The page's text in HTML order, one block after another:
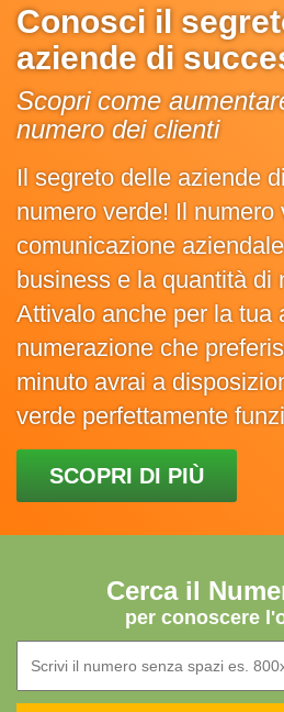
Conosci il
aziende di
Scopri come
numero dei clienti
Il segreto delle aziende
numero verde! Il numero
comunicazione
business e la quantità di
Attivalo anche per la tua
numerazione che
minuto avrai a
verde perfettamente
SCOPRI DI PIÙ
Cerca il
per conoscere